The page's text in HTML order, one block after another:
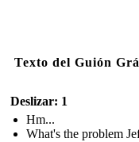
Texto del Guión
Deslizar: 1
Hm...
What's the problem